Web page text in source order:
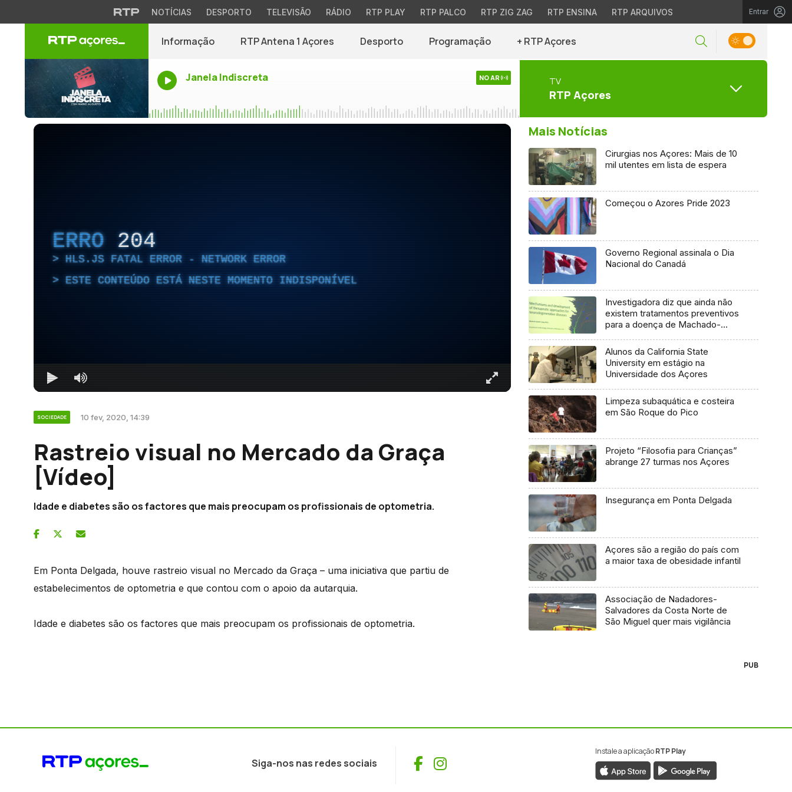
NOTÍCIAS DESPORTO TELEVISÃO RÁDIO RTP PLAY RTP PALCO RTP ZIG ZAG RTP ENSINA RTP ARQUIVOS Entrar
Informação RTP Antena 1 Açores Desporto Programação + RTP Açores
Janela Indiscreta NO AR TV
RTP Açores
ERRO 204
HLS.JS FATAL ERROR - NETWORK ERROR
ESTE CONTEÚDO ESTÁ NESTE MOMENTO INDISPONÍVEL
SOCIEDADE 10 fev, 2020, 14:39
Rastreio visual no Mercado da Graça
[Vídeo]
Idade e diabetes são os factores que mais preocupam os profissionais de optometria.
Em Ponta Delgada, houve rastreio visual no Mercado da Graça – uma iniciativa que partiu de
estabelecimentos de optometria e que contou com o apoio da autarquia.
Idade e diabetes são os factores que mais preocupam os profissionais de optometria.
Mais Notícias
Cirurgias nos Açores: Mais de 10
mil utentes em lista de espera
Começou o Azores Pride 2023
Governo Regional assinala o Dia
Nacional do Canadá
Investigadora diz que ainda não
existem tratamentos preventivos
para a doença de Machado-
Alunos da California State
University em estágio na
Universidade dos Açores
Limpeza subaquática e costeira
em São Roque do Pico
Projeto “Filosofia para Crianças”
abrange 27 turmas nos Açores
Insegurança em Ponta Delgada
Açores são a região do país com
a maior taxa de obesidade infantil
Associação de Nadadores-
Salvadores da Costa Norte de
São Miguel quer mais vigilância
PUB
Siga-nos nas redes sociais Facebook
Instagram
Instale a aplicaçãoRTP Play